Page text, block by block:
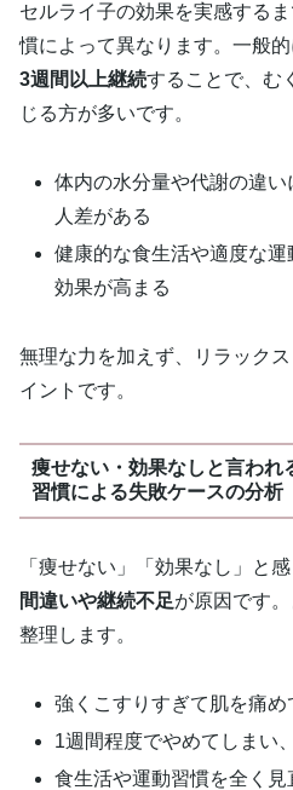
セルライ子の効果を実感する
慣によって異なります。一般
3週間以上継続することで、む
じる方が多いです。
体内の水分量や代謝の違
人差がある
健康的な食生活や適度な
効果が高まる
無理な力を加えず、リラック
イントです。
痩せない・効果なしと言われ
習慣による失敗ケースの分析
「痩せない」「効果なし」と
間違いや継続不足が原因です
整理します。
強くこすりすぎて肌を痛め
1週間程度でやめてしまい
食生活や運動習慣を全く見